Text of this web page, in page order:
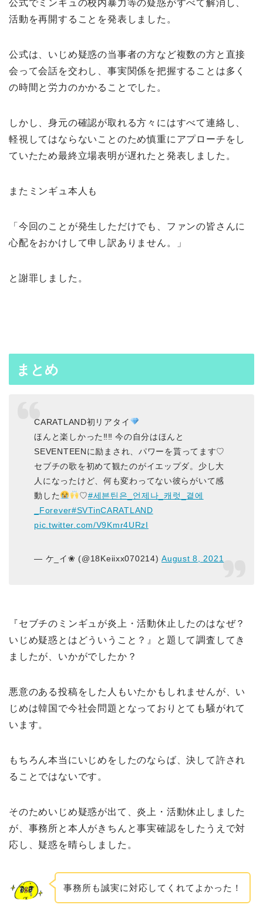
公式でミンギュの校内暴力等の疑惑がすべて解消し、
活動を再開することを発表しました。
公式は、いじめ疑惑の当事者の方など複数の方と直接
会って会話を交わし、事実関係を把握することは多く
の時間と労力のかかることでした。
しかし、身元の確認が取れる方々にはすべて連絡し、
軽視してはならないことのため慎重にアプローチをし
ていたため最終立場表明が遅れたと発表しました。
またミンギュ本人も
「今回のことが発生しただけでも、ファンの皆さんに
心配をおかけして申し訳ありません。」
と謝罪しました。
まとめ
CARATLAND初リアタイ
ほんと楽しかった‼︎‼︎ 今の自分はほんと
SEVENTEENに励まされ、パワーを貰ってます♡
セブチの歌を初めて観たのがイエップダ。少し大
人になったけど、何も変わってない彼らがいて感
動した
♡#세븐틴은_언제나_캐럿_곁에
_Forever#SVTinCARATLAND
pic.twitter.com/V9Kmr4URzI
— ケ_イ❀ (@18Keiixx070214)August 8, 2021
『セブチのミンギュが炎上・活動休止したのはなぜ？
いじめ疑惑とはどういうこと？』と題して調査してき
ましたが、いかがでしたか？
悪意のある投稿をした人もいたかもしれませんが、い
じめは韓国で今社会問題となっておりとても騒がれて
います。
もちろん本当にいじめをしたのならば、決して許され
ることではないです。
そのためいじめ疑惑が出て、炎上・活動休止しました
が、事務所と本人がきちんと事実確認をしたうえで対
応し、疑惑を晴らしました。
事務所も誠実に対応してくれてよかった！